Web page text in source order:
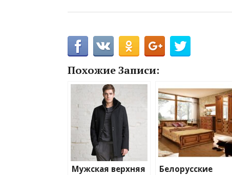
Похожие Записи:
Мужская верхняя
Белорусские